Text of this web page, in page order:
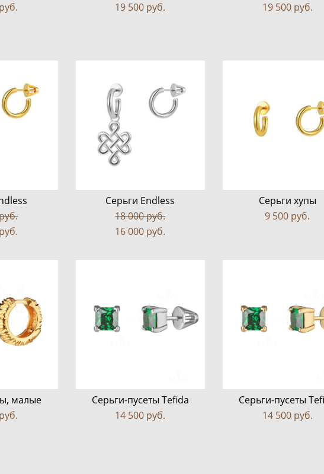
19 500 pуб.
19 500 pуб.
Серьги Endless
18 000 pуб.
16 000 pуб.
Серьги хупы
9 500 pуб.
малые
Серьги-пусеты Tefida
14 500 pуб.
Серьги-пусеты
14 500 pуб.